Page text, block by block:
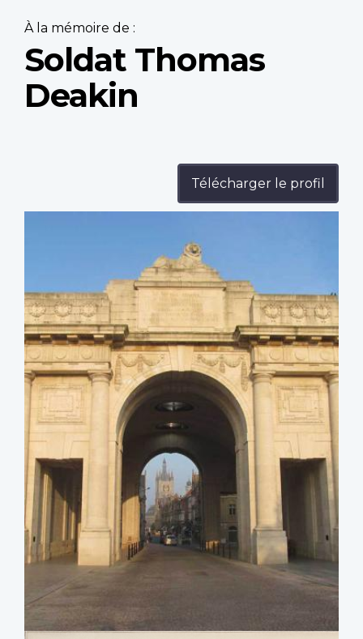
À la mémoire de :
Soldat Thomas
Deakin
Télécharger le profil